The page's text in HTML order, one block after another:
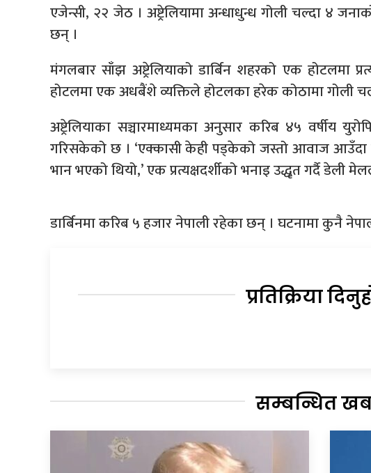
एजेन्सी, २२ जेठ । अष्ट्रेलियामा अन्धाधुन्ध गोली चल्दा ४
छन् ।
मंगलबार साँझ अष्ट्रेलियाको डार्बिन शहरको एक होटलमा
होटलमा एक अधबैंशे व्यक्तिले होटलका हरेक कोठामा गोली
अष्ट्रेलियाका सञ्चारमाध्यमका अनुसार करिब ४५ वर्षीय
गरिसकेको छ । ‘एक्कासी केही पड्केको जस्तो आवाज
भान भएको थियो,’ एक प्रत्यक्षदर्शीको भनाइ उद्धृत गर्दै डेली
डार्बिनमा करिब ५ हजार नेपाली रहेका छन् । घटनामा कुनै
प्रतिक्रिया
सम्बन्धित